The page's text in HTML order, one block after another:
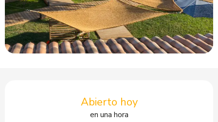
Abierto hoy
en una hora